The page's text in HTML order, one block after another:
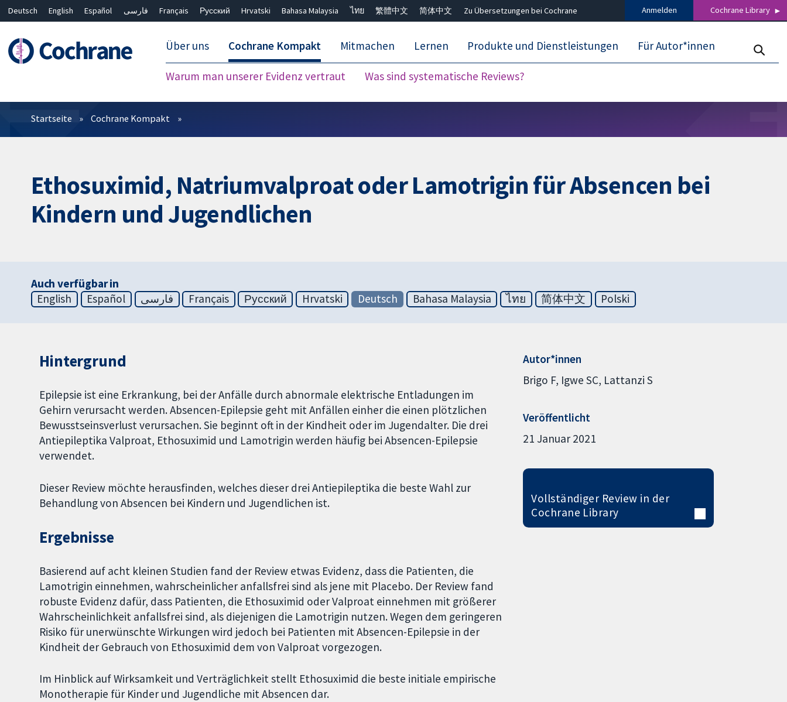
Deutsch English Español فارسی Français Русский Hrvatski Bahasa Malaysia ไทย 繁體中文 简体中文 Zu Übersetzungen bei Cochrane Anmelden Cochrane Library
Über uns Cochrane Kompakt
Warum man unserer Evidenz vertraut Was sind systematische Reviews?
Mitmachen Lernen Produkte und Dienstleistungen Für Autor*innen
Filter
Startseite Cochrane Kompakt
Ethosuximid, Natriumvalproat oder Lamotrigin für Absencen bei
Kindern und Jugendlichen
Auch verfügbar in
English
Español فارسی Français Русский Hrvatski Deutsch Bahasa Malaysia ไทย 简体中文 Polski
Hintergrund
Epilepsie ist eine Erkrankung, bei der Anfälle durch abnormale elektrische Entladungen im
Gehirn verursacht werden. Absencen-Epilepsie geht mit Anfällen einher die einen plötzlichen
Bewusstseinsverlust verursachen. Sie beginnt oft in der Kindheit oder im Jugendalter. Die drei
Antiepileptika Valproat, Ethosuximid und Lamotrigin werden häufig bei Absencen-Epilepsie
verwendet.
Dieser Review möchte herausfinden, welches dieser drei Antiepileptika die beste Wahl zur
Behandlung von Absencen bei Kindern und Jugendlichen ist.
Ergebnisse
Basierend auf acht kleinen Studien fand der Review etwas Evidenz, dass die Patienten, die
Lamotrigin einnehmen, wahrscheinlicher anfallsfrei sind als jene mit Placebo. Der Review fand
robuste Evidenz dafür, dass Patienten, die Ethosuximid oder Valproat einnehmen mit größerer
Wahrscheinlichkeit anfallsfrei sind, als diejenigen die Lamotrigin nutzen. Wegen dem geringeren
Risiko für unerwünschte Wirkungen wird jedoch bei Patienten mit Absencen-Epilepsie in der
Kindheit der Gebrauch von Ethosuximid dem von Valproat vorgezogen.
Im Hinblick auf Wirksamkeit und Verträglichkeit stellt Ethosuximid die beste initiale empirische
Monotherapie für Kinder und Jugendliche mit Absencen dar.
Autor*innen
Brigo F Igwe SC Lattanzi S
Veröffentlicht
21 Januar 2021
Vollständiger Review in der
Cochrane Library